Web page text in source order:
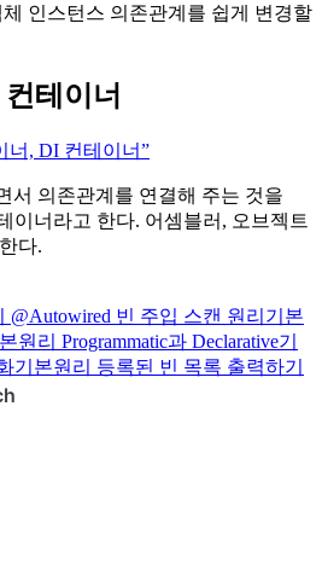
인스턴스 의존관계를 쉽게 변경할
테이너
너, DI 컨테이너”
서 의존관계를 연결해 주는 것을
이너라고 한다. 어셈블러, 오브젝트
다.
@Autowired 빈 주입 스캔 원리 기본
원리 Programmatic과 Declarative기
기본원리 등록된 빈 목록 출력하기